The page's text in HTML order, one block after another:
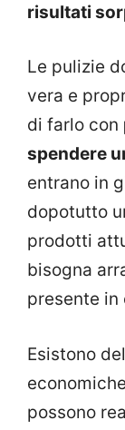
risultati
Le pulizie
vera e
di farlo con
spendere
entrano in
dopotutto
prodotti
bisogna
presente in
Esistono
possono